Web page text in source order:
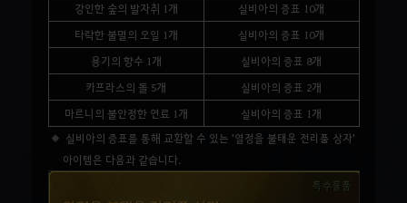
강인한 숲의 발자취 1개
실비아의 증표 10개
타락한 불멸의 오일 1개
실비아의 증표 10개
용기의 향수 1개
실비아의 증표 8개
카프라스의 돌 5개
실비아의 증표 2개
마르니의 불안정한 연료 1개
실비아의 증표 1개
실비아의 증표를 통해 교환할 수 있는 '열정을 불태운 전리품 상자'
아이템은 다음과 같습니다.